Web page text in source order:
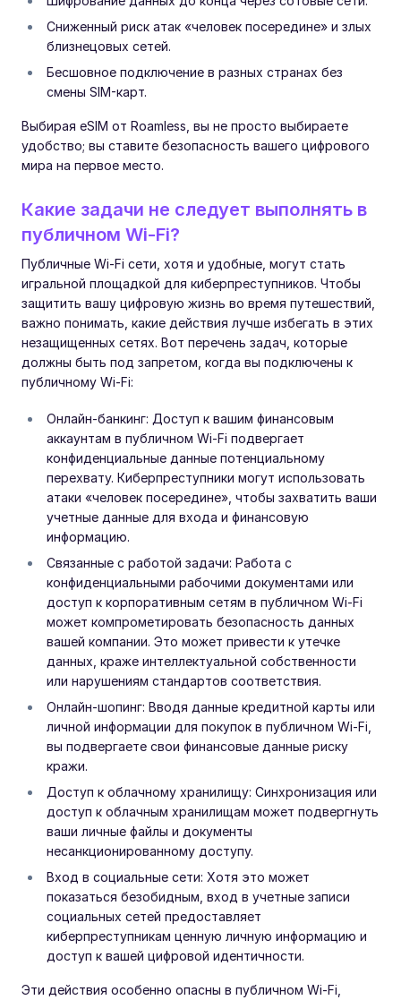
Сниженный риск атак «человек посередине» и злых
близнецовых сетей.
Бесшовное подключение в разных странах без
смены SIM-карт.
Выбирая eSIM от Roamless, вы не просто выбираете
удобство; вы ставите безопасность вашего цифрового
мира на первое место.
Какие задачи не следует выполнять в
публичном Wi-Fi?
Публичные Wi-Fi сети, хотя и удобные, могут стать
игральной площадкой для киберпреступников. Чтобы
защитить вашу цифровую жизнь во время путешествий,
важно понимать, какие действия лучше избегать в этих
незащищенных сетях. Вот перечень задач, которые
должны быть под запретом, когда вы подключены к
публичному Wi-Fi:
Онлайн-банкинг: Доступ к вашим финансовым
аккаунтам в публичном Wi-Fi подвергает
конфиденциальные данные потенциальному
перехвату. Киберпреступники могут использовать
атаки «человек посередине», чтобы захватить ваши
учетные данные для входа и финансовую
информацию.
Связанные с работой задачи: Работа с
конфиденциальными рабочими документами или
доступ к корпоративным сетям в публичном Wi-Fi
может компрометировать безопасность данных
вашей компании. Это может привести к утечке
данных, краже интеллектуальной собственности
или нарушениям стандартов соответствия.
Онлайн-шопинг: Вводя данные кредитной карты или
личной информации для покупок в публичном Wi-Fi,
вы подвергаете свои финансовые данные риску
кражи.
Доступ к облачному хранилищу: Синхронизация или
доступ к облачным хранилищам может подвергнуть
ваши личные файлы и документы
несанкционированному доступу.
Вход в социальные сети: Хотя это может
показаться безобидным, вход в учетные записи
социальных сетей предоставляет
киберпреступникам ценную личную информацию и
доступ к вашей цифровой идентичности.
Эти действия особенно опасны в публичном Wi-Fi,